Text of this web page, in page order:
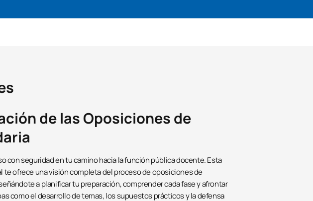
de las Oposiciones de
con seguridad en tu camino hacia la función pública docente. Esta
te ofrece una visión completa del proceso de oposiciones de
a planificar tu preparación, comprender cada fase y afrontar
como el desarrollo de temas, los supuestos prácticos y la defensa